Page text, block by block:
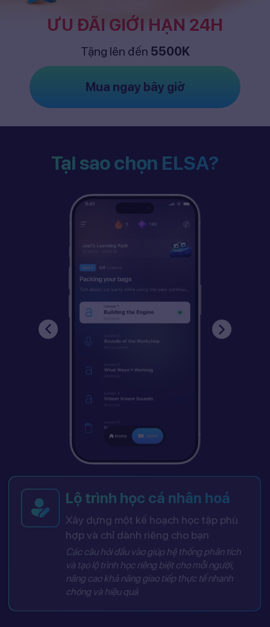
ƯU ĐÃI GIỚI HẠN 24H
Tặng lên đến 5500K
Mua ngay bây giờ
Tại sao chọn ELSA?
Lộ trình học cá nhân hoá
Xây dựng một kế hoạch học tập phù
hợp và chỉ dành riêng cho bạn
Các câu hỏi đầu vào giúp hệ thống phân tích
và tạo lộ trình học riêng biệt cho mỗi người,
nâng cao khả năng giao tiếp thực tế nhanh
chóng và hiệu quả